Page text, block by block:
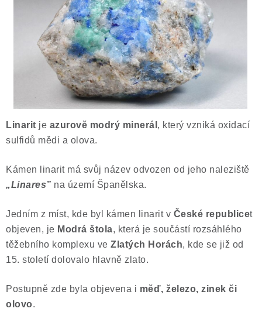
NALEZIŠTĚ
NÁŠ PŘÍBĚH
KONTAKT
MISTROVSKÉ KRYSTALY
Ochrana osobních údajů
Výkup minerálů a drahých kamenů
Formulář pro uplatnění reklamace
Linarit je azurově modrý minerál , který vzniká oxidací
sulfidů mědi a olova.
Kámen linarit má svůj název odvozen od jeho naleziště
„Linares” na území Španělska.
Jedním z míst, kde byl kámen linarit v České republicet
objeven, je Modrá štola, která je součástí rozsáhlého
těžebního komplexu ve Zlatých Horách, kde se již od
15. století dolovalo hlavně zlato.
Postupně zde byla objevena i měď, železo, zinek či
olovo.